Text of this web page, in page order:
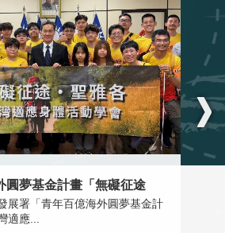
圓夢基金計畫「無礙征途
展署「青年百億海外圓夢基金計
適應...